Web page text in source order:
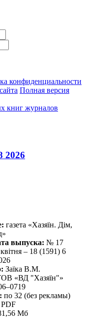
конфиденциальности
Полная версия
книг журналов
2026
газета «Хазяїн. Дім,
выпуска: № 17
– 18 (1591) 6
Заїка В.М.
«ВД "Хазяїн"»
по 32 (без рекламы)
PDF
Мб